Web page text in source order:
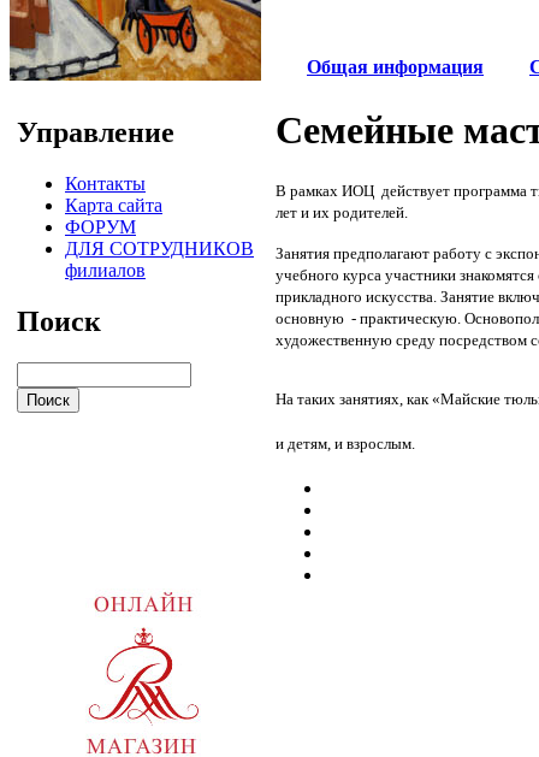
Управление
Контакты
Карта сайта
ФОРУМ
ДЛЯ СОТРУДНИКОВ
филиалов
Поиск
Общая информация
Семейные
В рамках ИОЦ действует программа
лет и их родителей.
Занятия предполагают работу с
учебного курса участники
прикладного искусства. Занятие
основную - практическую.
художественную среду посредством
На таких занятиях, как «Майские
и детям, и взрослым.